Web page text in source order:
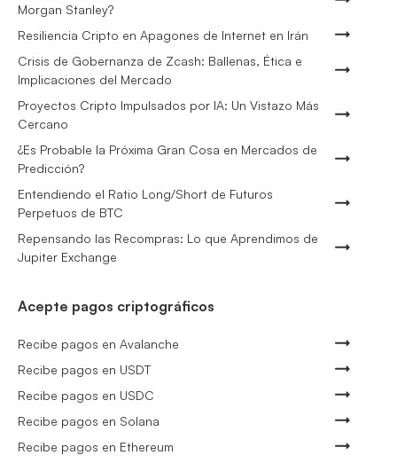
Morgan Stanley?
Resiliencia Cripto en Apagones de Internet en Irán
Crisis de Gobernanza de Zcash: Ballenas, Ética e
Implicaciones del Mercado
Proyectos Cripto Impulsados por IA: Un Vistazo Más
Cercano
¿Es Probable la Próxima Gran Cosa en Mercados de
Predicción?
Entendiendo el Ratio Long/Short de Futuros
Perpetuos de BTC
Repensando las Recompras: Lo que Aprendimos de
Jupiter Exchange
Acepte pagos criptográficos
Recibe pagos en Avalanche
Recibe pagos en USDT
Recibe pagos en USDC
Recibe pagos en Solana
Recibe pagos en Ethereum